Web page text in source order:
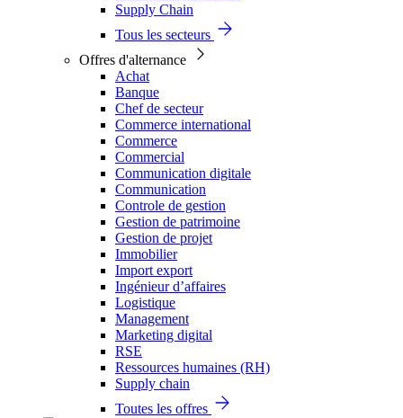
Supply Chain
Tous les secteurs
Offres d'alternance
Achat
Banque
Chef de secteur
Commerce international
Commerce
Commercial
Communication digitale
Communication
Controle de gestion
Gestion de patrimoine
Gestion de projet
Immobilier
Import export
Ingénieur d’affaires
Logistique
Management
Marketing digital
RSE
Ressources humaines (RH)
Supply chain
Toutes les offres